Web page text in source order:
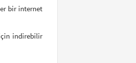
bir internet
indirebilir